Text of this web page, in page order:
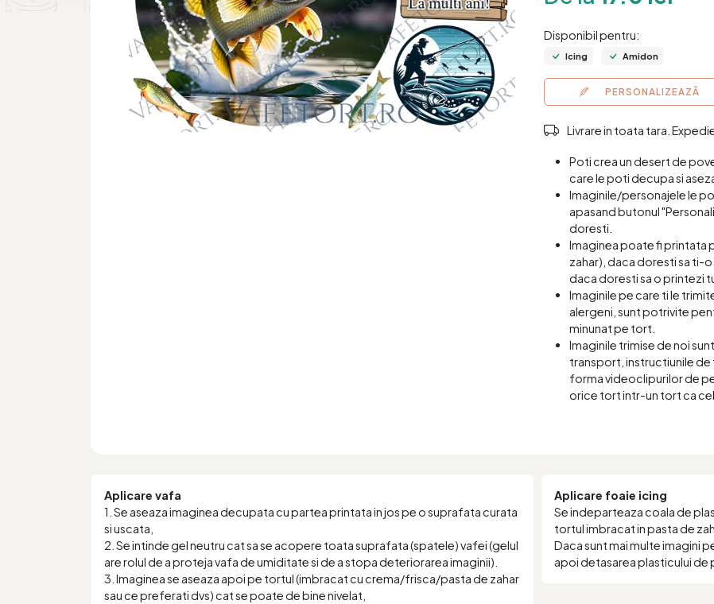
Disponibil pentru:
Icing Amidon
PERSONALIZEAZĂ
Livrare in toata tara.
Poti crea un desert de
care le poti decupa si
Imaginile/personajele le
apasand butonul
doresti.
Imaginea poate fi printata
zahar), daca doresti sa ti-
daca doresti sa o printezi
Imaginile pe care ti le
alergeni, sunt potrivite
minunat pe tort.
Imaginile trimise de noi
transport, instructiunile de
forma videoclipurilor de
orice tort intr-un tort ca
Aplicare vafa
1. Se aseaza imaginea decupata cu partea printata in jos pe o suprafata curata
si uscata,
2. Se intinde gel neutru cat sa se acopere toata suprafata (spatele) vafei (gelul
are rolul de a proteja vafa de umiditate si de a stopa deteriorarea imaginii).
3. Imaginea se aseaza apoi pe tortul (imbracat cu crema/frisca/pasta de zahar
sau ce preferati dvs) cat se poate de bine nivelat,
Aplicare foaie icing
Se indeparteaza coala de
tortul imbracat in pasta de
Daca sunt mai multe imagini
apoi detasarea plasticului de